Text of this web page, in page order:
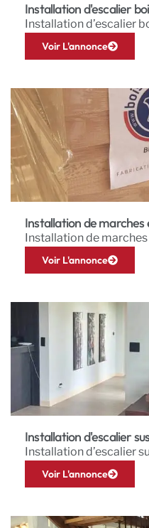
Installation d'escalier
Installation d’escalier
Voir L'annonce
Installation de marches
Installation de
Voir L'annonce
Installation d'escalier
Installation d’escalier
Voir L'annonce